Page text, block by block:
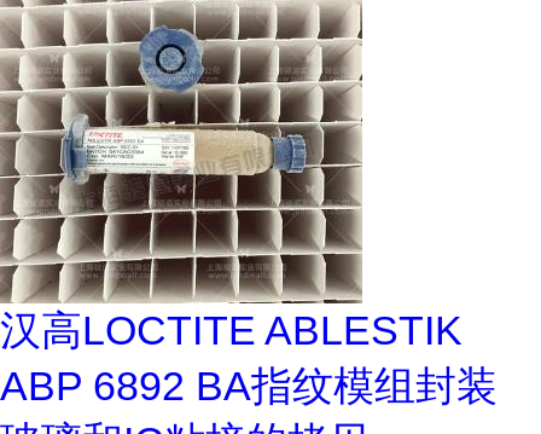
汉高LOCTITE ABLESTIK
ABP 6892 BA指纹模组封装